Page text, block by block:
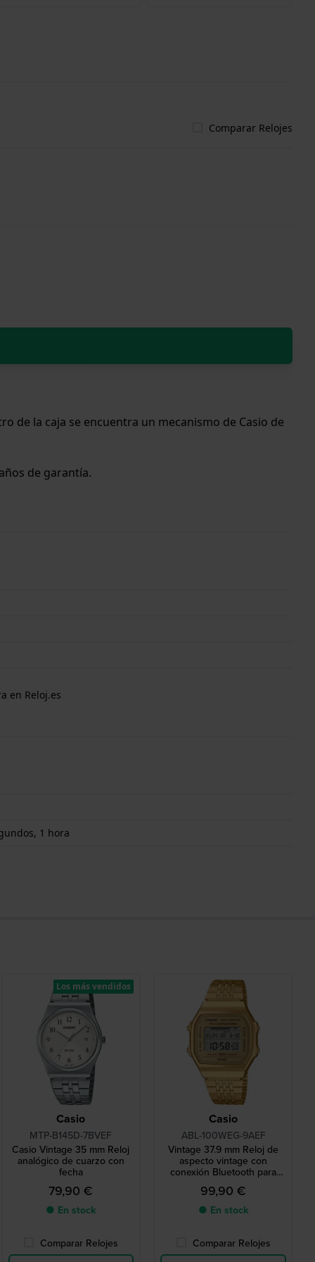
Comparar Relojes
de la caja se encuentra un mecanismo de Casio de
de garantía.
en Reloj.es
1 hora
Casio
MTP-B145D-7BVEF
Casio Vintage 35 mm Reloj
analógico de cuarzo con
fecha
79,90 €
● En stock
Comparar Relojes
Los más vendidos
Casio
ABL-100WEG-9AEF
Vintage 37.9 mm Reloj de
aspecto vintage con
conexión Bluetooth para
smartphone
99,90 €
● En stock
Comparar Relojes